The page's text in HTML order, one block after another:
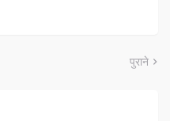
पुराने